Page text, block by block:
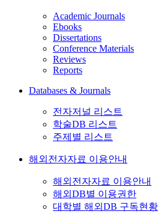
Academic Journals
Ebooks
Dissertations
Conference Materials
Reviews
Reports
Databases & Journals
전자저널 리스트
학술DB 리스트
주제별 리스트
해외전자자료 이용안내
해외전자자료 이용안내
해외DB별 이용권한
대학별 해외DB 구독현황